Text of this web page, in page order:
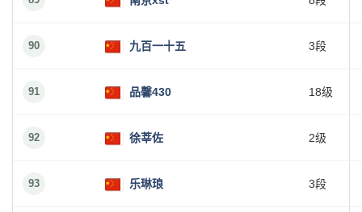
90 九百一十五 3段
91 品馨430 18级
92 徐莘佐 2级
93 乐琳琅 3段